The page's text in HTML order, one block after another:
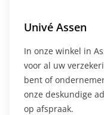
Univé Assen
In onze winkel in
voor al uw
bent of
onze deskundige
op afspraak.​